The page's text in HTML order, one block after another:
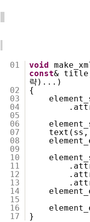
01 void
const&
략)...)
02
{
03
04
05
06
07
text(ss,
08
09
10
11
12
13
14
15
16
17
}